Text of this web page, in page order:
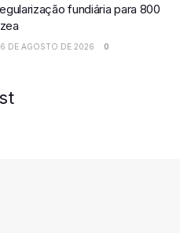
fundiária para 800
6 DE AGOSTO DE 2026 0